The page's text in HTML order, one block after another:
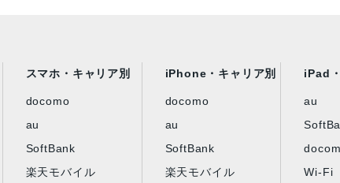
スマホ・キャリア別
docomo
au
SoftBank
楽天モバイル
iPhone・キャリア別
docomo
au
SoftBank
楽天モバイル
iPad
au
Wi-Fi